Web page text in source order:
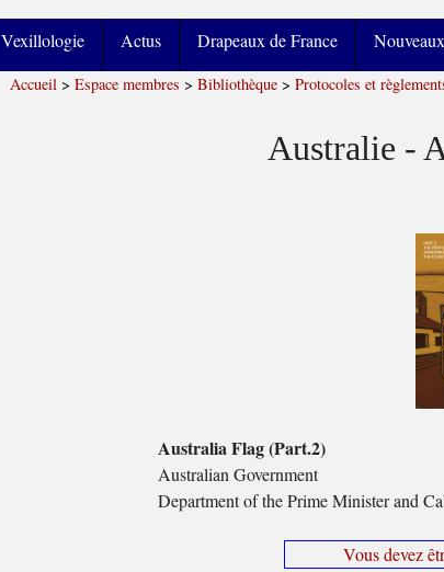
Vexillologie Actus Drapeaux de France
Accueil > Espace membres > Bibliothèque > Protocoles et
Australie -
Australia Flag (Part.2)
Australian Government
Department of the Prime Minister and
Vous devez